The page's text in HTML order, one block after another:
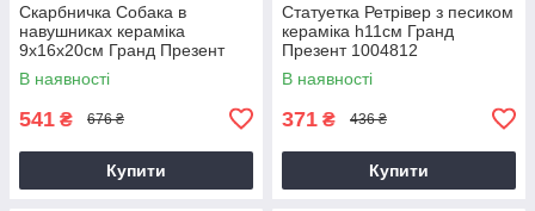
Скарбничка Собака в
навушниках кераміка
9х16х20см Гранд Презент
10012848
В наявності
541 ₴ 676 ₴
Купити
Статуетка Ретрівер з песиком
кераміка h11см Гранд
Презент 1004812
В наявності
371 ₴ 436 ₴
Купити